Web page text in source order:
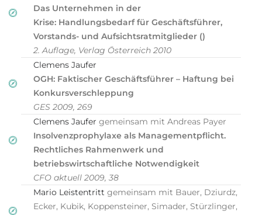
Das Unternehmen in der
Krise: Handlungsbedarf für Geschäftsführer,
Vorstands- und Aufsichtsratmitglieder ()
2. Auflage, Verlag Österreich 2010
Clemens Jaufer
OGH: Faktischer Geschäftsführer – Haftung bei
Konkursverschleppung
GES 2009, 269
Clemens Jaufer gemeinsam mit Andreas Payer
Insolvenzprophylaxe als Managementpflicht.
Rechtliches Rahmenwerk und
betriebswirtschaftliche Notwendigkeit
CFO aktuell 2009, 38
Mario Leistentritt gemeinsam mit Bauer, Dziurdz,
Ecker, Kubik, Koppensteiner, Simader, Stürzlinger,